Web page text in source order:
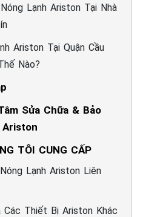
Lạnh Ariston Tại Nhà
Ariston Tại Quận Cầu
Nào?
Sửa Chữa & Bảo
Ariston
TÔI CUNG CẤP
Lạnh Ariston Liên
Các Thiết Bị Ariston Khác